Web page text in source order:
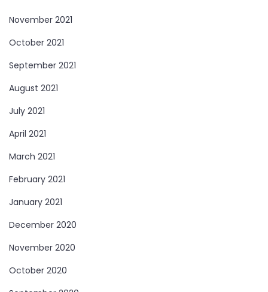
November 2021
October 2021
September 2021
August 2021
July 2021
April 2021
March 2021
February 2021
January 2021
December 2020
November 2020
October 2020